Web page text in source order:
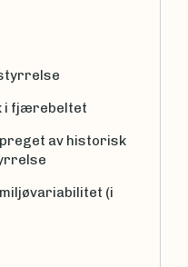
i fjærebeltet
av historisk
(i